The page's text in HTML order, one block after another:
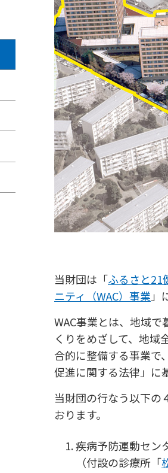
当財団は「ふるさと21
ニティ（WAC）事業 」
WAC事業とは、地域
くりをめざして、地域
合的に整備する事業で
促進に関する法律」に
当財団の行なう以下の
おります。
疾病予防運動セン
（付設の診療所「